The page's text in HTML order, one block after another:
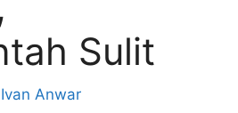
Sulit
Ivan Anwar